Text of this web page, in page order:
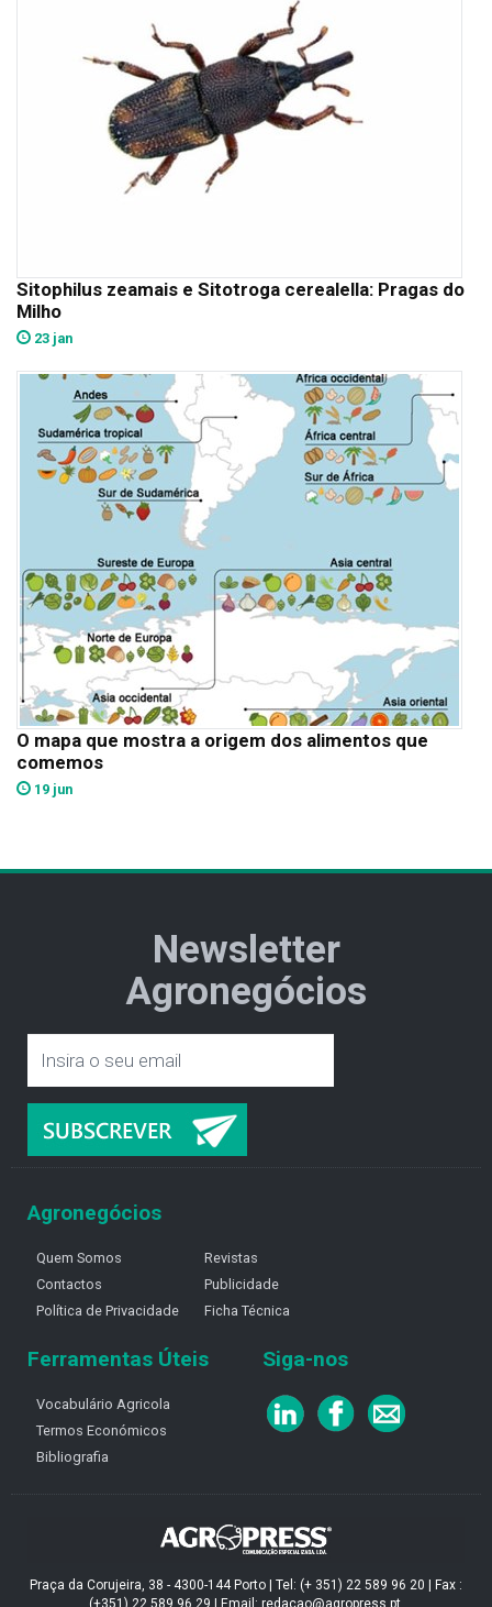
Sitophilus zeamais e Sitotroga cerealella: Pragas do
Milho
23 jan
O mapa que mostra a origem dos alimentos que
comemos
19 jun
Newsletter
Agronegócios
Agronegócios
Quem Somos
Contactos
Política de Privacidade
Revistas
Publicidade
Ficha Técnica
Ferramentas Úteis
Vocabulário Agricola
Termos Económicos
Bibliografia
Siga-nos
Praça da Corujeira, 38 - 4300-144 Porto | Tel: (+ 351) 22 589 96 20 | Fax :
(+351) 22 589 96 29 | Email: redacao@agropress.pt